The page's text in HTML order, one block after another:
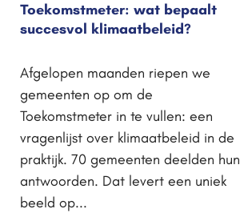
Toekomstmeter: wat bepaalt
succesvol klimaatbeleid?
Afgelopen maanden riepen we
gemeenten op om de
Toekomstmeter in te vullen: een
vragenlijst over klimaatbeleid in de
praktijk. 70 gemeenten deelden hun
antwoorden. Dat levert een uniek
beeld op...